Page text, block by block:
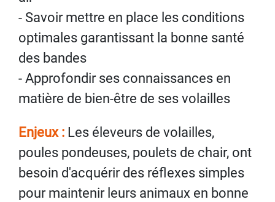
- Savoir mettre en place les conditions
optimales garantissant la bonne santé
des bandes
- Approfondir ses connaissances en
matière de bien-être de ses volailles
Enjeux : Les éleveurs de volailles,
poules pondeuses, poulets de chair, ont
besoin d'acquérir des réflexes simples
pour maintenir leurs animaux en bonne